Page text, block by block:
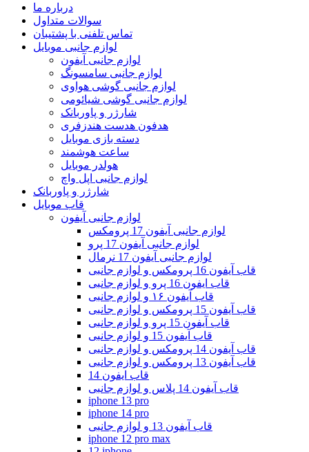
درباره ما
سوالات متداول
تماس تلفنی با پشتیبان
لوازم جانبی موبایل
لوازم جانبی آیفون
لوازم جانبی سامسونگ
لوازم جانبی گوشی هواوی
لوازم جانبی گوشی شیائومی
شارژر و پاوربانک
هدفون هدست هندزفری
دسته بازی موبایل
ساعت هوشمند
هولدر موبایل
لوازم جانبی اپل واچ
شارژر و پاوربانک
قاب موبایل
لوازم جانبی آیفون
لوازم جانبی آیفون 17 پرومکس
لوازم جانبی آیفون 17 پرو
لوازم جانبی آیفون 17 نرمال
قاب آیفون 16 پرومکس و لوازم جانبی
قاب ایفون 16 پرو و لوازم جانبی
قاب آیفون ۱۶ و لوازم جانبی
قاب آیفون 15 پرومکس و لوازم جانبی
قاب آیفون 15 پرو و لوازم جانبی
قاب آیفون 15 و لوازم جانبی
قاب آیفون 14 پرومکس و لوازم جانبی
قاب آیفون 13 پرومکس و لوازم جانبی
قاب ایفون 14
قاب آیفون 14 پلاس و لوازم جانبی
iphone 13 pro
iphone 14 pro
قاب آیفون 13 و لوازم جانبی
iphone 12 pro max